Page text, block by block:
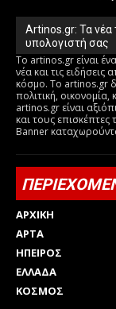
Artinos.gr: Τα νέα
υπολογιστή σας
Το artinos.gr είναι
νέα και τις
κόσμο. Το artinos.gr
πολιτική, οικονομία,
artinos.gr είναι
και τους
Banner
ΑΡΧΙΚΗ
ΑΡΤΑ
ΗΠΕΙΡΟΣ
ΕΛΛΑΔΑ
ΚΟΣΜΟΣ